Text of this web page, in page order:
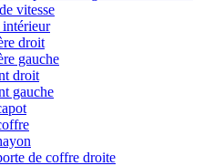
vitesse
droit
gauche
droit
gauche
de coffre droite